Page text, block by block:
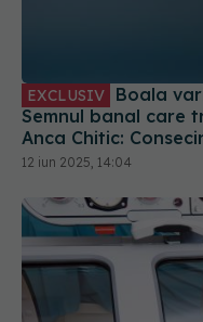
Semnul banal care
Anca Chitic:
12 iun 2025, 14:04